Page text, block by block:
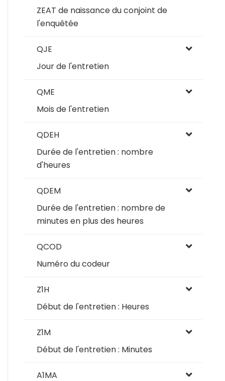
ZEAT de naissance du conjoint de
l'enquêtée
QJE
Jour de l'entretien
QME
Mois de l'entretien
QDEH
Durée de l'entretien : nombre
d'heures
QDEM
Durée de l'entretien : nombre de
minutes en plus des heures
QCOD
Numéro du codeur
Z1H
Début de l'entretien : Heures
Z1M
Début de l'entretien : Minutes
A1MA